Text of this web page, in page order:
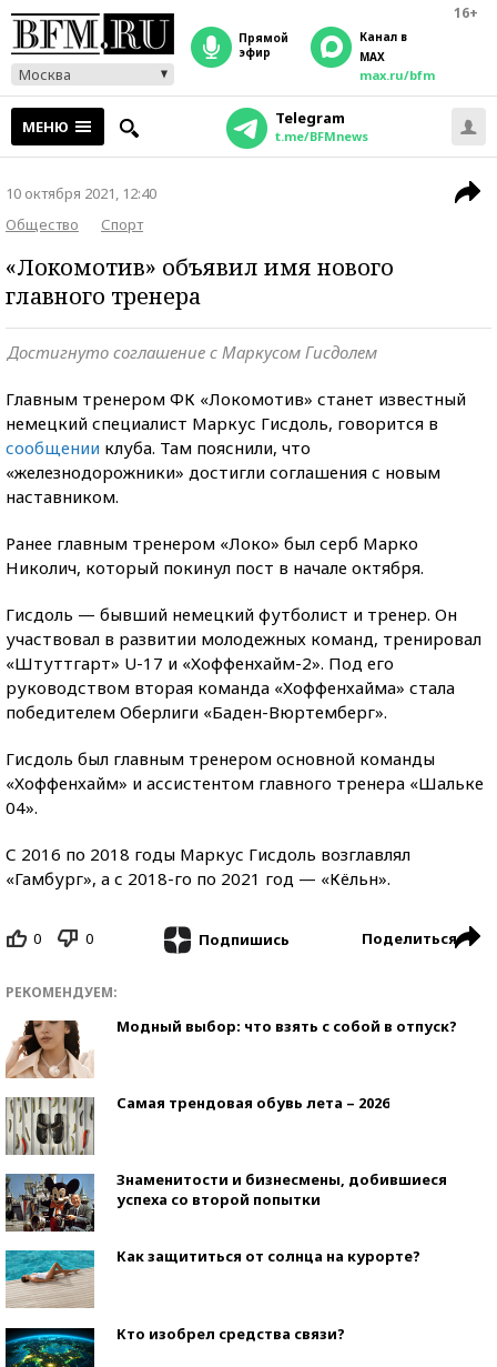
16+
Москва
прямой
эфир
Канал в
MAX
max.ru/bfm
МЕНЮ Telegram
t.me/BFMnews
10 октября 2021, 12:40
Общество
Спорт
«Локомотив» объявил имя нового
главного тренера
Достигнуто соглашение с Маркусом Гисдолем
Главным тренером ФК «Локомотив» станет известный
немецкий специалист Маркус Гисдоль, говорится в
сообщении клуба. Там пояснили, что
«железнодорожники» достигли соглашения с новым
наставником.
Ранее главным тренером «Локо» был серб Марко
Николич, который покинул пост в начале октября.
Гисдоль — бывший немецкий футболист и тренер. Он
участвовал в развитии молодежных команд, тренировал
«Штуттгарт» U-17 и «Хоффенхайм-2». Под его
руководством вторая команда «Хоффенхайма» стала
победителем Оберлиги «Баден-Вюртемберг».
Гисдоль был главным тренером основной команды
«Хоффенхайм» и ассистентом главного тренера «Шальке
04».
С 2016 по 2018 годы Маркус Гисдоль возглавлял
«Гамбург», а с 2018-го по 2021 год — «Кёльн».
0 0 Подпишись Поделиться
РЕКОМЕНДУЕМ:
Модный выбор: что взять с собой в отпуск?
Самая трендовая обувь лета – 2026
Знаменитости и бизнесмены, добившиеся
успеха со второй попытки
Как защититься от солнца на курорте?
Кто изобрел средства связи?